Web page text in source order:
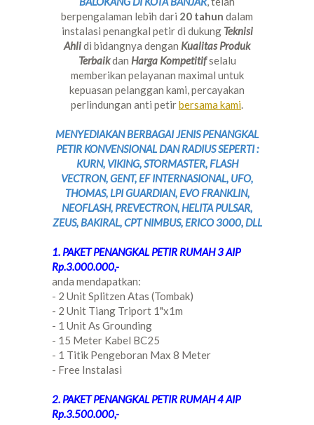
berpengalaman lebih dari 20 tahun dalam
instalasi penangkal petir di dukung Teknisi
Ahlidi bidangnya dengan Kualitas Produk
Terbaikdan Harga Kompetitifselalu
memberikan pelayanan maximal untuk
kepuasan pelanggan kami, percayakan
perlindungan anti petirbersama kami.
MENYEDIAKAN BERBAGAI JENIS PENANGKAL
PETIR KONVENSIONAL DAN RADIUS SEPERTI :
KURN, VIKING, STORMASTER, FLASH
VECTRON, GENT, EF INTERNASIONAL, UFO,
THOMAS, LPI GUARDIAN, EVO FRANKLIN,
NEOFLASH, PREVECTRON, HELITA PULSAR,
ZEUS, BAKIRAL, CPT NIMBUS, ERICO 3000, DLL
1. PAKET PENANGKAL PETIR RUMAH 3 AIP
Rp.3.000.000,-
anda mendapatkan:
- 2 Unit Splitzen Atas (Tombak)
- 2 Unit Tiang Triport 1"x1m
- 1 Unit As Grounding
- 15 Meter Kabel BC25
- 1 Titik Pengeboran Max 8 Meter
- Free Instalasi
2. PAKET PENANGKAL PETIR RUMAH 4 AIP
Rp.3.500.000,-